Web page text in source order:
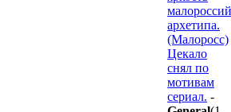
архетипа.
(Малоросс)
Цекало
снял по
мотивам
сериал. -